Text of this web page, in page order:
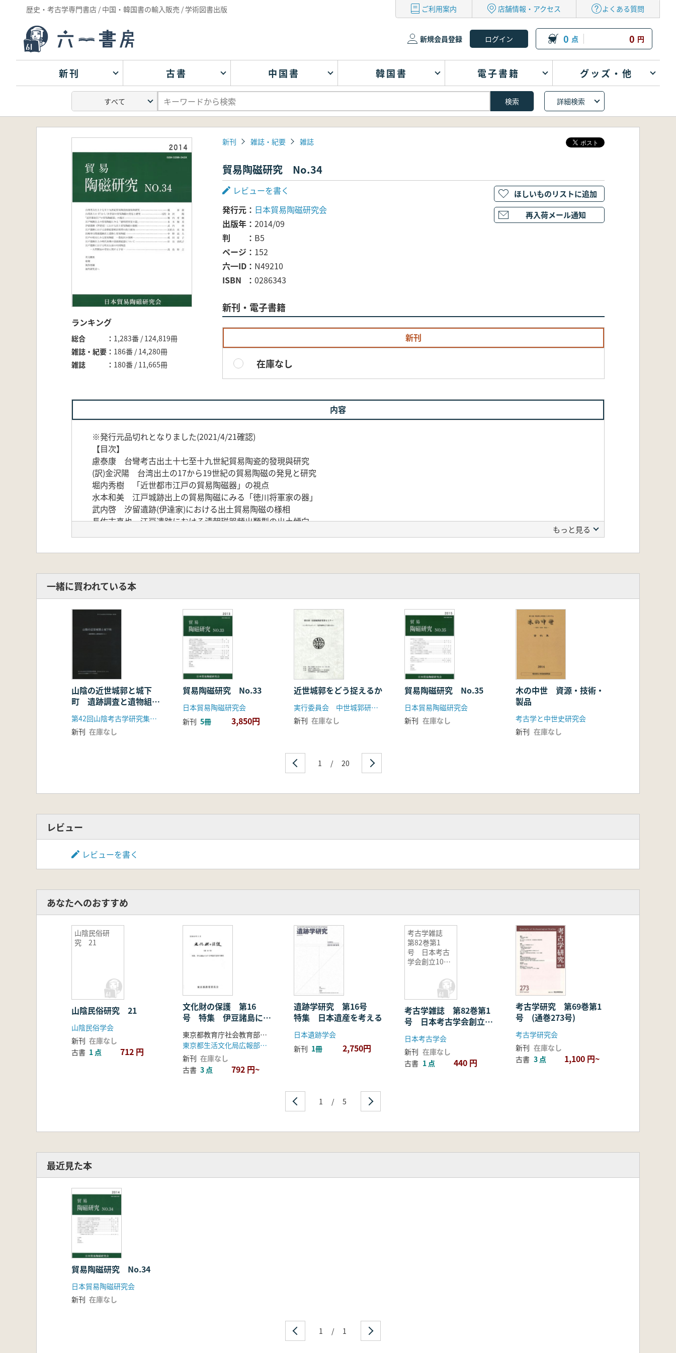
歴史・考古学専門書店 / 中国・韓国書の輸入販売 / 学術図書出版 ご利用案内 店舗情報・アクセス よくある質問
新規会員登録 0 点 0 円
新刊 古書 中国書 韓国書 電子書籍 グッズ・他
詳細検索
ランキング
総合
1,283番 / 124,819冊
雑誌・紀要
186番 / 14,280冊
雑誌
180番 / 11,665冊
新刊 雑誌・紀要 雑誌
貿易陶磁研究 No.34
レビューを書く
発行元
日本貿易陶磁研究会
出版年
2014/09
判
B5
ページ
152
六一ID
N49210
ISBN
0286343
新刊・電子書籍
新刊
在庫なし
ほしいものリストに追加
再入荷メール通知
内容
※発行元品切れとなりました(2021/4/21確認)
【目次】
慮泰康 台彎考古出土十七至十九世紀貿易陶瓷的發現與研究
(訳)金沢陽 台湾出土の17から19世紀の貿易陶磁の発見と研究
堀内秀樹 「近世都市江戸の貿易陶磁器」の視点
水本和美 江戸城跡出上の貿易陶磁にみる「徳川将軍家の器」
武内啓 汐留遺跡(伊達家)における出土貿易陶磁の様相
長佐古真也 江戸遺跡における清朝磁器頻出類型の出土傾向
杉谷香代子 江戸遺跡出上の明代初期の景徳鎮磁器について
もっと見る
一緒に買われている本
山陰の近世城郭と城下
町 遺跡調査と遺物組成
から
第42回山陰考古学研究集会事務局
新刊 在庫なし
貿易陶磁研究 No.33
日本貿易陶磁研究会
新刊 5冊 3,850円
近世城郭をどう捉えるか
実行委員会 中世城郭研究会 九州大学建築史研究室
新刊 在庫なし
貿易陶磁研究 No.35
日本貿易陶磁研究会
新刊 在庫なし
木の中世 資源・技術・
製品
考古学と中世史研究会
新刊 在庫なし
1 / 20
レビュー
レビューを書く
あなたへのおすすめ
山陰民俗研
究 21
山陰民俗研究 21
山陰民俗学会
新刊 在庫なし
古書 1 点 712 円
文化財の保護 第16
号 特集 伊豆諸島にお
ける埋蔵文化財の調査 東京都教育庁社会教育部文化課 編
東京都生活文化局広報部都民資料室
新刊 在庫なし
古書 3 点 792 円~
遺跡学研究 第16号
特集 日本遺産を考える
日本遺跡学会
新刊 1冊 2,750円
考古学雑誌
第82巻第1
号 日本考古
学会創立100
考古学雑誌 第82巻第1
号 日本考古学会創立
100周年記念特集号1
日本考古学会
新刊 在庫なし
古書 1 点 440 円
考古学研究 第69巻第1
号 (通巻273号)
考古学研究会
新刊 在庫なし
古書 3 点 1,100 円~
1 / 5
最近見た本
貿易陶磁研究 No.34
日本貿易陶磁研究会
新刊 在庫なし
1 / 1